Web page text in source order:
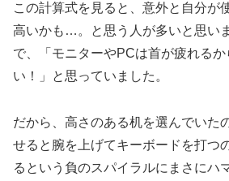
この計算式を見ると、意外と自分が
高いかも…。と思う人が多いと思い
で、「モニターやPCは首が疲れる
い！」と思っていました。
だから、高さのある机を選んでいた
せると腕を上げてキーボードを打つ
るという負のスパイラルにまさにハ